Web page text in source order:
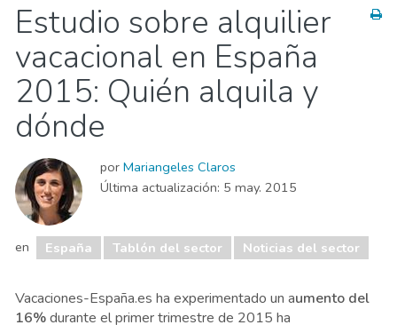
Sala de prensa
Tablón corporativo
Tablón de Propietarios
Tablón del sector
Estudio sobre alquilier
vacacional en España
2015: Quién alquila y
dónde
por Mariangeles Claros
Última actualización: 5 may. 2015
en España Tablón del sector Noticias del sector
Vacaciones-España.es ha experimentado un aumento del
16%durante el primer trimestre de 2015 ha